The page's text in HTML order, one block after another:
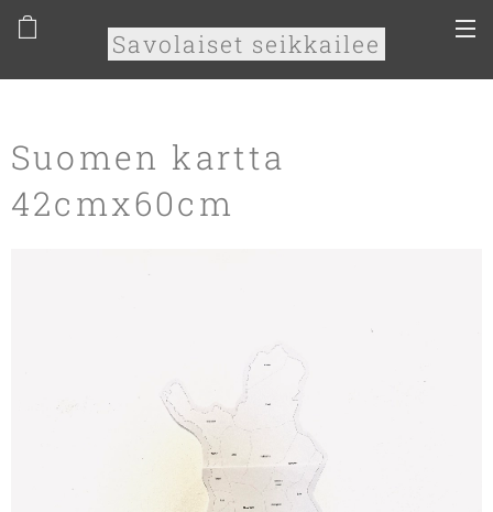
Savolaiset seikkailee
Suomen kartta
42cmx60cm